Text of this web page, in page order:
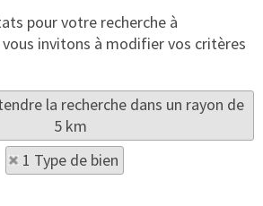
pour votre recherche à
vous invitons à modifier vos critères
la recherche dans un rayon de
5 km
1 Type de bien